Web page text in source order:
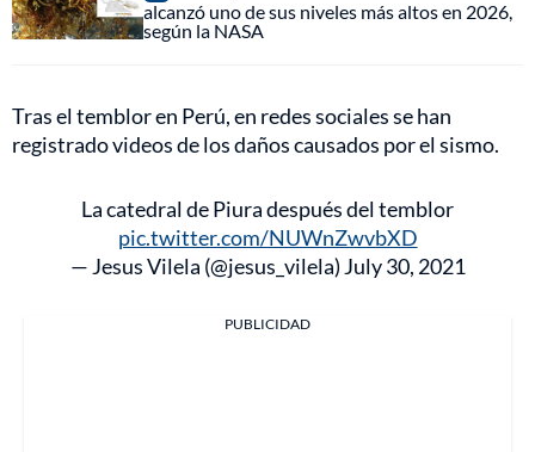
alcanzó uno de sus niveles más altos en 2026,
según la NASA
Tras el temblor en Perú, en redes sociales se han
registrado videos de los daños causados por el sismo.
La catedral de Piura después del temblor
pic.twitter.com/NUWnZwvbXD
— Jesus Vilela (@jesus_vilela) July 30, 2021
PUBLICIDAD